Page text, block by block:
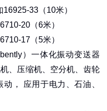
33（10米）
20（6米）
17（5米）
）一体化振动变送器
、压缩机、空分机、齿轮
， 应用于电力、石油、